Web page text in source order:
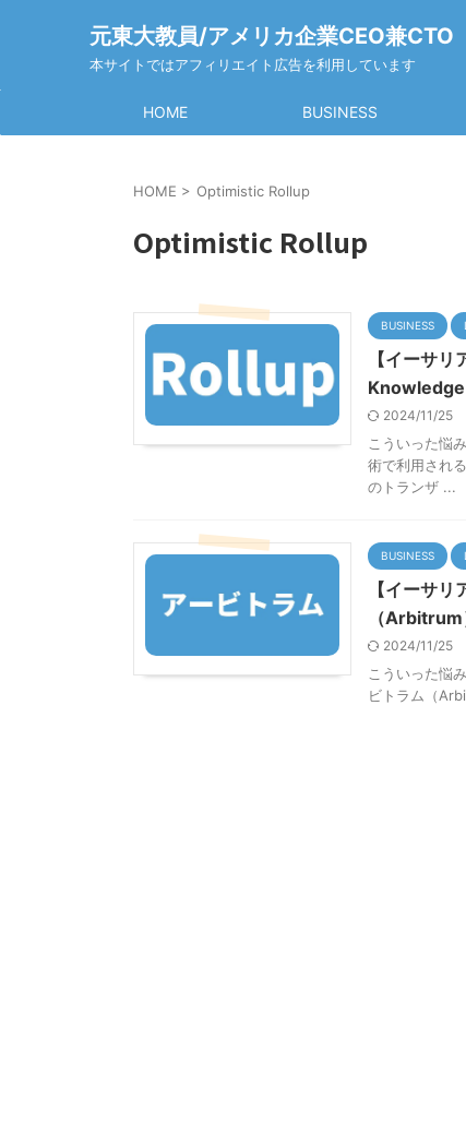
元東大教員/アメリカ企業CEO兼CTO
本サイトではアフィリエイト広告を利用しています
HOME BUSINESS
HOME > Optimistic Rollup
Optimistic Rollup
BUSINESS
【イーサ
Knowledge
2024/11/25
こういった悩
術で利用され
のトランザ ...
BUSINESS
【イーサ
（
2024/11/25
こういった悩
ビトラム（